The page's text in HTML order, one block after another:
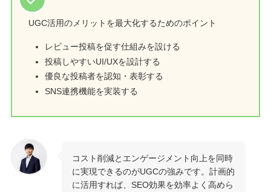
UGC活用のメリットを最大化するためのポイント
レビュー投稿を促す仕組みを設ける
投稿しやすいUI/UXを設計する
優良な投稿者を認知・表彰する
SNS連携機能を実装する
コスト削減とエンゲージメント向上を同時
に実現できるのがUGCの強みです。計画的
に活用すれば、SEO効果を効率よく高めら